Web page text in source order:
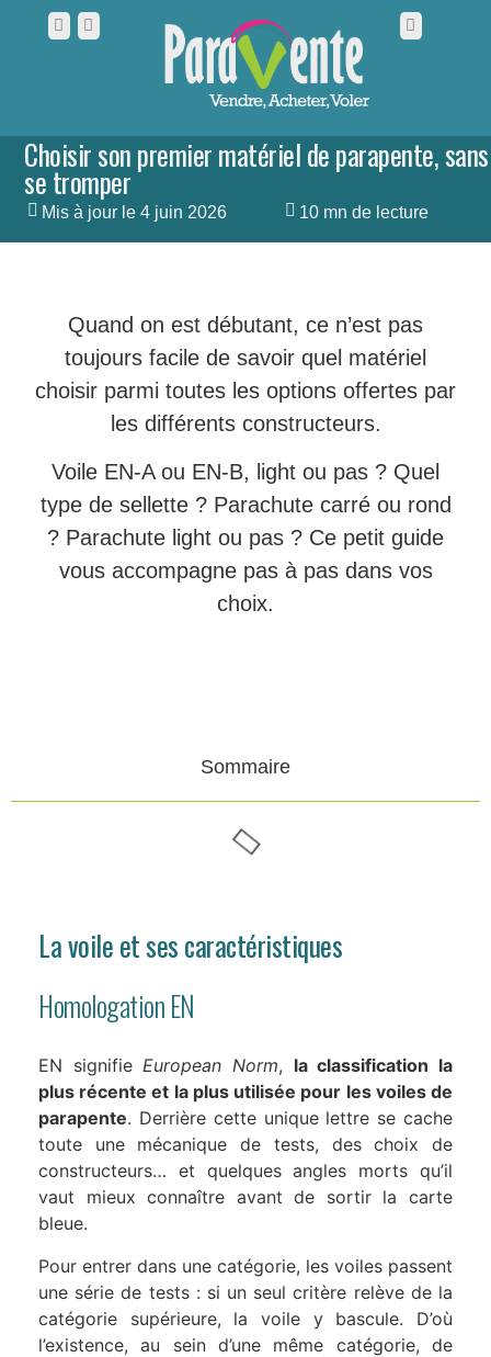
Choisir son premier matériel de parapente, sans
se tromper
Mis à jour le 4 juin 2026 10 mn de lecture
Quand on est débutant, ce n’est pas
toujours facile de savoir quel matériel
choisir parmi toutes les options offertes par
les différents constructeurs.
Voile EN-A ou EN-B, light ou pas ? Quel
type de sellette ? Parachute carré ou rond
? Parachute light ou pas ? Ce petit guide
vous accompagne pas à pas dans vos
choix.
Sommaire
La voile et ses caractéristiques
Homologation EN
EN signifieEuropean Norm, la classification la
plus récente et la plus utilisée pour les voiles de
parapente. Derrière cette unique lettre se cache
toute une mécanique de tests, des choix de
constructeurs… et quelques angles morts qu’il
vaut mieux connaître avant de sortir la carte
bleue.
Pour entrer dans une catégorie, les voiles passent
une série de tests : si un seul critère relève de la
catégorie supérieure, la voile y bascule. D’où
l’existence, au sein d’une même catégorie, de